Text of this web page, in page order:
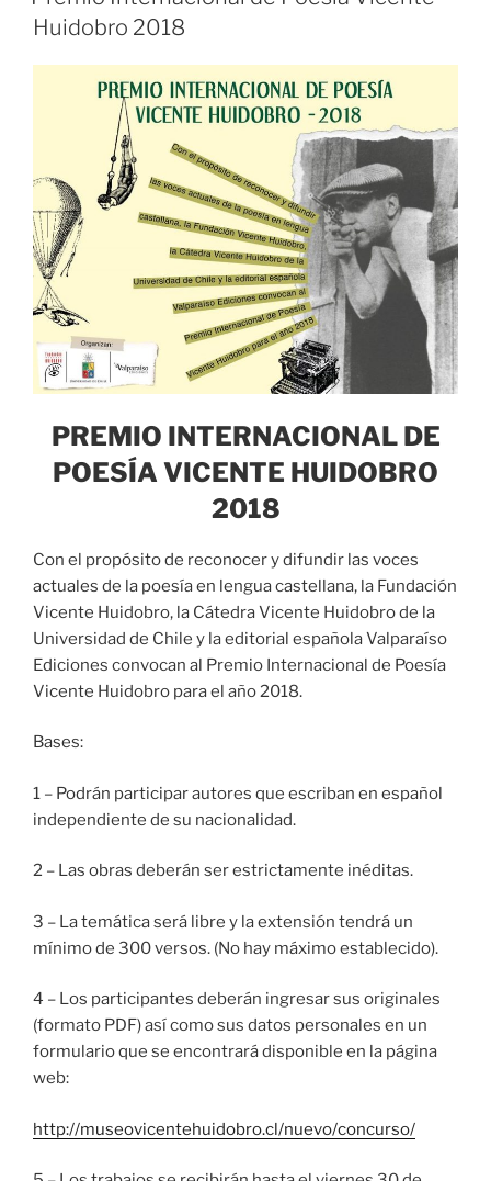
Huidobro 2018
PREMIO INTERNACIONAL DE
POESÍA VICENTE HUIDOBRO
2018
Con el propósito de reconocer y difundir las voces
actuales de la poesía en lengua castellana, la Fundación
Vicente Huidobro, la Cátedra Vicente Huidobro de la
Universidad de Chile y la editorial española Valparaíso
Ediciones convocan al Premio Internacional de Poesía
Vicente Huidobro para el año 2018.
Bases:
1 – Podrán participar autores que escriban en español
independiente de su nacionalidad.
2 – Las obras deberán ser estrictamente inéditas.
3 – La temática será libre y la extensión tendrá un
mínimo de 300 versos. (No hay máximo establecido).
4 – Los participantes deberán ingresar sus originales
(formato PDF) así como sus datos personales en un
formulario que se encontrará disponible en la página
web:
http://museovicentehuidobro.cl/nuevo/concurso/